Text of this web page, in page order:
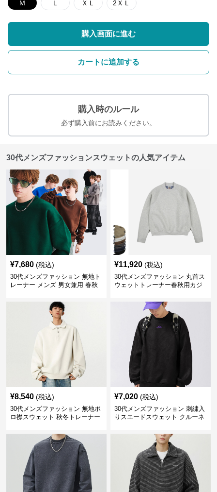
Ｍ Ｌ ＸＬ 2ＸＬ
購入画面に進む
カートに追加する
購入時のルール
必ず購入前にお読みください。
30代メンズファッションスウェットの人気アイテム
¥7,680 (税込)
30代メンズファッション 無地ト
レーナー メンズ 男女兼用 春秋
¥11,920 (税込)
30代メンズファッション 丸首ス
ウェットトレーナー春秋用カジ
¥8,540 (税込)
30代メンズファッション 無地ポ
ロ襟スウェット 秋冬トレーナー
¥7,020 (税込)
30代メンズファッション 刺繍入
りスエードスウェット クルーネ